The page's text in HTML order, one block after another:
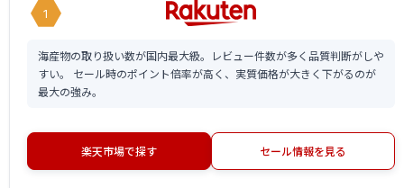
1
海産物の取り扱い数が国内最大級。レビュー件数が多く品質判断がしや
すい。 セール時のポイント倍率が高く、実質価格が大きく下がるのが
最大の強み。
楽天市場で探す セール情報を見る